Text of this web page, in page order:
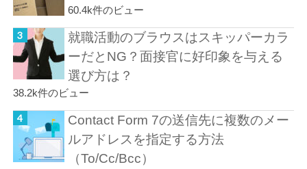
60.4k件のビュー
就職活動のブラウスはスキッパーカラ
ーだとNG？面接官に好印象を与える
選び方は？
38.2k件のビュー
Contact Form 7の送信先に複数のメー
ルアドレスを指定する方法
（To/Cc/Bcc）